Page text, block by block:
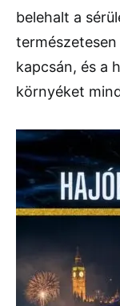
belehalt a
kapcsán, és a
környéket